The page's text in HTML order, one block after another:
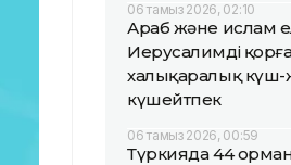
06 тамыз 2026, 02:10
Араб және ислам
Иерусалимді
халықаралық күш-
күшейтпек
06 тамыз 2026, 00:59
Түркияда 44